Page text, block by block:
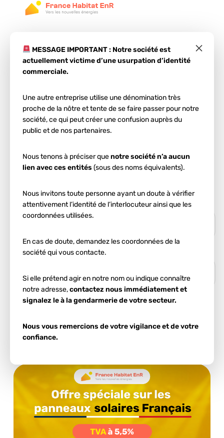
×
MESSAGE IMPORTANT : Notre société est
actuellement victime d’une usurpation d’identité
commerciale.
Une autre entreprise utilise une dénomination très
proche de la nôtre et tente de se faire passer pour notre
société, ce qui peut créer une confusion auprès du
public et de nos partenaires.
Nous tenons à préciser quenotre société n’a aucun
lien avec ces entités (sous des noms équivalents).
Nous invitons toute personne ayant un doute à vérifier
attentivement l’identité de l’interlocuteur ainsi que les
coordonnées utilisées.
En cas de doute, demandez les coordonnées de la
société qui vous contacte.
Si elle prétend agir en notre nom ou indique connaître
notre adresse,contactez nous immédiatement et
signalez le à la gendarmerie de votre secteur.
Nous vous remercions de votre vigilance et de votre
confiance.
Étape 1
Votre projet
la Vienne
Ces informations nous permettent d'estimer votre
Démarrer l'estimation